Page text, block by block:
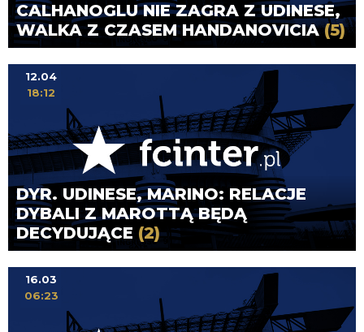
CALHANOGLU NIE ZAGRA Z UDINESE,
WALKA Z CZASEM HANDANOVICIA(5)
DYR. UDINESE, MARINO: RELACJE
DYBALI Z MAROTTĄ BĘDĄ
DECYDUJĄCE (2)
12.04
18:12
16.03
06:23